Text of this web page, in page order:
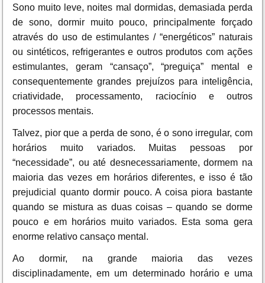
Sono muito leve, noites mal dormidas, demasiada perda
de sono, dormir muito pouco, principalmente forçado
através do uso de estimulantes / “energéticos” naturais
ou sintéticos, refrigerantes e outros produtos com ações
estimulantes, geram “cansaço”, “preguiça” mental e
consequentemente grandes prejuízos para inteligência,
criatividade, processamento, raciocínio e outros
processos mentais.
Talvez, pior que a perda de sono, é o sono irregular, com
horários muito variados. Muitas pessoas por
“necessidade”, ou até desnecessariamente, dormem na
maioria das vezes em horários diferentes, e isso é tão
prejudicial quanto dormir pouco. A coisa piora bastante
quando se mistura as duas coisas – quando se dorme
pouco e em horários muito variados. Esta soma gera
enorme relativo cansaço mental.
Ao dormir, na grande maioria das vezes
disciplinadamente, em um determinado horário e uma